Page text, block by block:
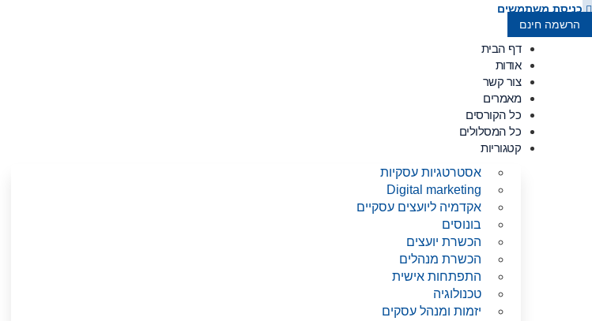
דלג
לתוכן
כניסת משתמשים
הרשמה חינם
דף הבית
אודות
צור קשר
מאמרים
כל הקורסים
כל המסלולים
קטגוריות
אסטרטגיות עסקיות
Digital marketing
אקדמיה ליועצים עסקיים
בונוסים
הכשרת יועצים
הכשרת מנהלים
התפתחות אישית
טכנולוגיה
יזמות ומנהל עסקים